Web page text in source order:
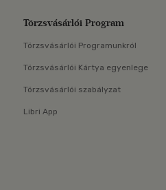
Törzsvásárlói Program
Törzsvásárlói Programunkról
Törzsvásárlói Kártya egyenlege
Törzsvásárlói szabályzat
Libri App